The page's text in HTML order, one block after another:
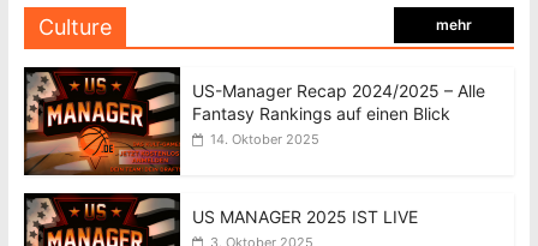
Culture mehr
US-Manager Recap 2024/2025 – Alle
Fantasy Rankings auf einen Blick
14. Oktober 2025
US MANAGER 2025 IST LIVE
3. Oktober 2025